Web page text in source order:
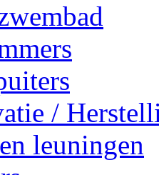
/
leuningen